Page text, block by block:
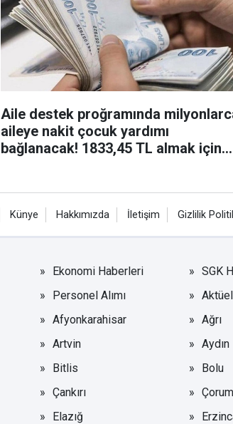
Aile destek proğramında
aileye nakit çocuk yardımı
bağlanacak! 1833,45 TL almak için
Künye Hakkımızda İletişim Gizlilik
Ekonomi Haberleri SGK
Personel Alımı
Afyonkarahisar Ağrı
Artvin Aydın
Bitlis Bolu
Çankırı Çorum
Elazığ